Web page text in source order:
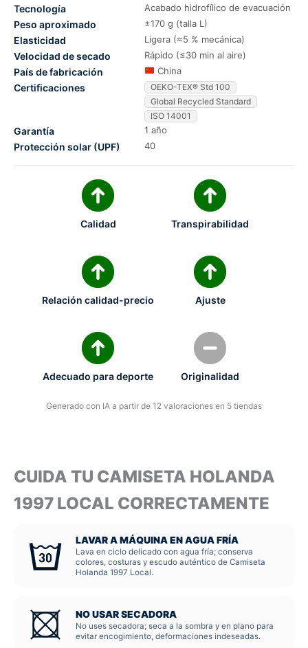
Tecnología Acabado hidrofílico de evacuación
Peso aproximado ±170 g (talla L)
Elasticidad Ligera (≈5 % mecánica)
Velocidad de secado Rápido (≤30 min al aire)
País de fabricación China
Certificaciones
OEKO-TEX® Std 100
Global Recycled Standard
ISO 14001
Garantía 1 año
Protección solar (UPF) 40
Calidad Transpirabilidad
Relación calidad-precio Ajuste
Adecuado para deporte Originalidad
Generado con IA a partir de 12 valoraciones en 5 tiendas
CUIDA TU CAMISETA HOLANDA
1997 LOCAL CORRECTAMENTE
LAVAR A MÁQUINA EN AGUA FRÍA
Lava en ciclo delicado con agua fría; conserva
colores, costuras y escudo auténtico de Camiseta
Holanda 1997 Local.
NO USAR SECADORA
No uses secadora; seca a la sombra y en plano para
evitar encogimiento, deformaciones indeseadas.